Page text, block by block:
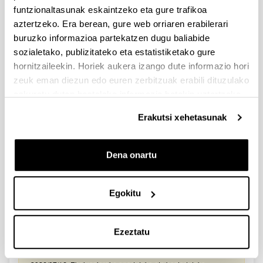
funtzionaltasunak eskaintzeko eta gure trafikoa
aztertzeko. Era berean, gure web orriaren erabilerari
buruzko informazioa partekatzen dugu baliabide
sozialetako, publizitateko eta estatistiketako gure
hornitzaileekin. Horiek aukera izango dute informazio hori
zeuk eman diezun edo euren zerbitzuak erabili dituzulako
Erakutsi xehetasunak
Dena onartu
Egokitu
Ezeztatu
2026/03/25. Onartutako eta baztertutako eskabideen behin-
behineko zerrendako akatsen zuzenketa - 2026/03/23-
Onartuak izan diren eta akatsen bat zuzendu behar duten
eskaeren behin-behineko zerrenda. Alegazioak aurkezteko
epea: 2026/03/24tik 2026/04/09rarte. (biak barne)
Zientzia, Teknologia eta Berrikuntza arloetako kultura
sustatzeko laguntzen deialdia (FECYT) 2026
Aurkezteko epea zabalik: 2026/07/01 - 2026/09/16 13:00
Dokumentazioa bidaltzeko barne-epea: bakarkako
2026/09/11
PROGRAMME 2027
IKERTZAILE DOKTOREAK UPV/EHUn KONTRATATZEKO
DEIALDIA (2026)
Izapide irekia (Eskaerak aurkezteko epea: 2026/06/03 - 2026/06/25
23:59)